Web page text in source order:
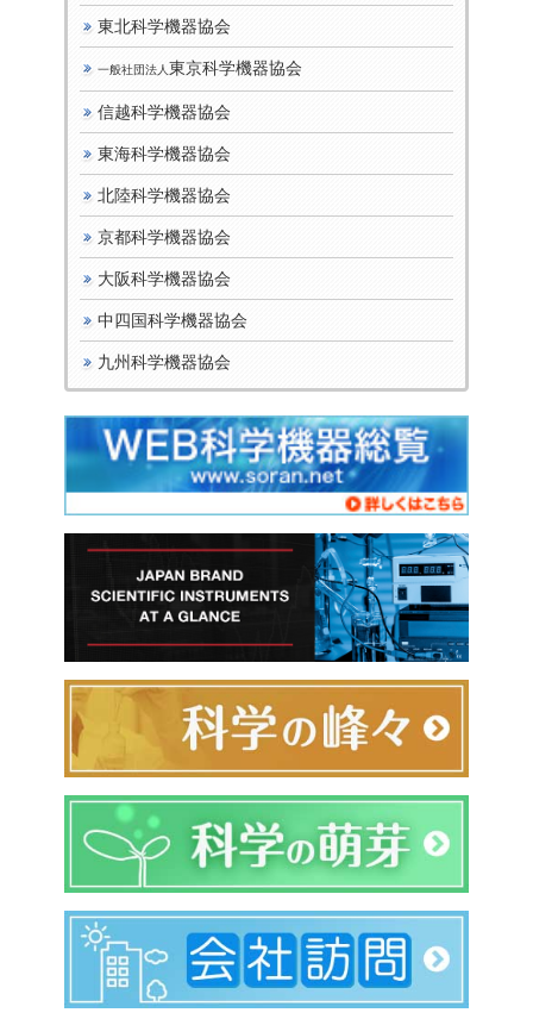
東北科学機器協会
一般社団法人 東京科学機器協会
信越科学機器協会
東海科学機器協会
北陸科学機器協会
京都科学機器協会
大阪科学機器協会
中四国科学機器協会
九州科学機器協会